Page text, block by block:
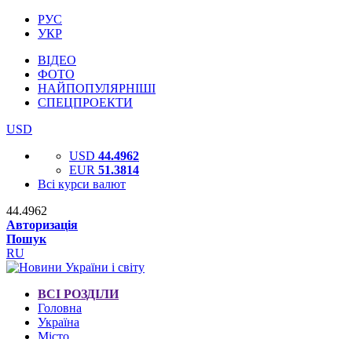
РУС
УКР
ВІДЕО
ФОТО
НАЙПОПУЛЯРНІШІ
СПЕЦПРОЕКТИ
USD
USD 44.4962
EUR 51.3814
Всі курси валют
44.4962
Авторизація
Пошук
RU
ВСІ РОЗДІЛИ
Головна
Україна
Місто